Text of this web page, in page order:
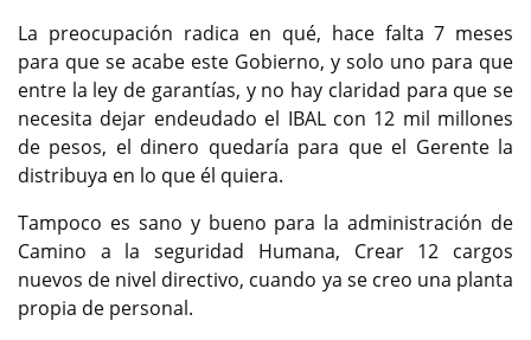
La preocupación radica en qué, hace falta 7 meses
para que se acabe este Gobierno, y solo uno para que
entre la ley de garantías, y no hay claridad para que se
necesita dejar endeudado el IBAL con 12 mil millones
de pesos, el dinero quedaría para que el Gerente la
distribuya en lo que él quiera.
Tampoco es sano y bueno para la administración de
Camino a la seguridad Humana, Crear 12 cargos
nuevos de nivel directivo, cuando ya se creo una planta
propia de personal.